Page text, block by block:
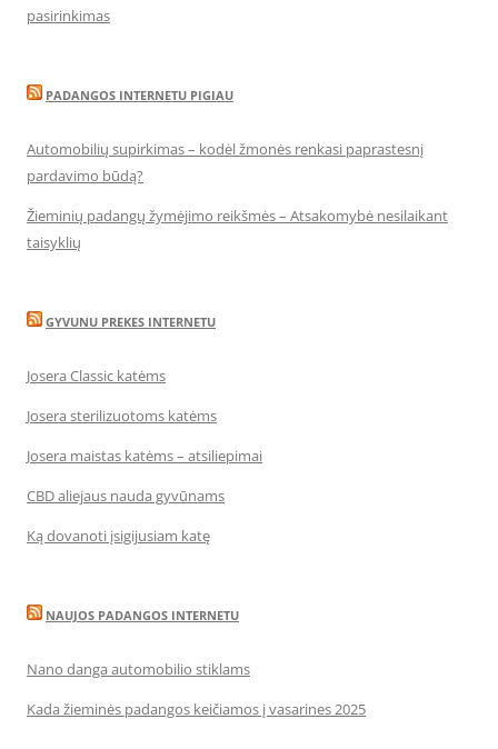
pasirinkimas
PADANGOS INTERNETU PIGIAU
Automobilių supirkimas – kodėl žmonės renkasi paprastesnį
pardavimo būdą?
Žieminių padangų žymėjimo reikšmės – Atsakomybė nesilaikant
taisyklių
GYVUNU PREKES INTERNETU
Josera Classic katėms
Josera sterilizuotoms katėms
Josera maistas katėms – atsiliepimai
CBD aliejaus nauda gyvūnams
Ką dovanoti įsigijusiam katę
NAUJOS PADANGOS INTERNETU
Nano danga automobilio stiklams
Kada žieminės padangos keičiamos į vasarines 2025